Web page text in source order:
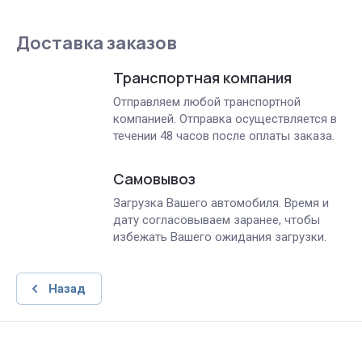
Доставка заказов
Транспортная компания
Отправляем любой транспортной
компанией. Отправка осуществляется в
течении 48 часов после оплаты заказа.
Самовывоз
Загрузка Вашего автомобиля. Время и
дату согласовываем заранее, чтобы
избежать Вашего ожидания загрузки.
Назад